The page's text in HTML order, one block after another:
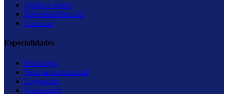
Quiénes somos
Telerrehabilitación
Contacto
Especialidades
Psicología
Terapia ocupacional
Logopedia
Fisioterapia